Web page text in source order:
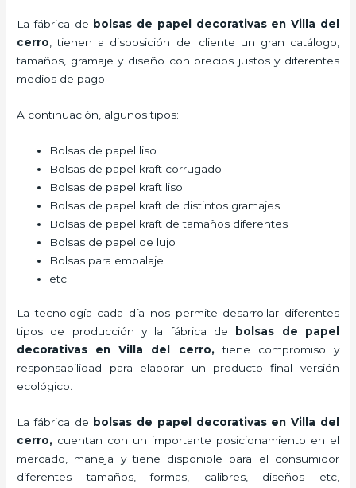
La fábrica de bolsas de papel decorativas en Villa del
cerro , tienen a disposición del cliente un gran catálogo,
tamaños, gramaje y diseño con precios justos y diferentes
medios de pago.
A continuación, algunos tipos:
Bolsas de papel liso
Bolsas de papel kraft corrugado
Bolsas de papel kraft liso
Bolsas de papel kraft de distintos gramajes
Bolsas de papel kraft de tamaños diferentes
Bolsas de papel de lujo
Bolsas para embalaje
etc
La tecnología cada día nos permite desarrollar diferentes
tipos de producción y la fábrica de
bolsas de papel
decorativas en Villa del cerro,tiene compromiso y
responsabilidad para elaborar un producto final versión
ecológico.
La fábrica de bolsas de papel decorativas en Villa del
cerro, cuentan con un importante posicionamiento en el
mercado,
maneja y tiene disponible para el consumidor
diferentes tamaños, formas, calibres, diseños etc,